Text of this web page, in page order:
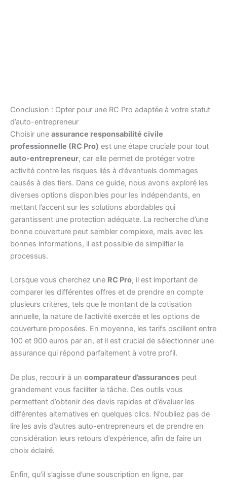
Conclusion : Opter pour une RC Pro adaptée à votre statut
d’auto-entrepreneur
Choisir une assurance responsabilité civile
professionnelle (RC Pro) est une étape cruciale pour tout
auto-entrepreneur, car elle permet de protéger votre
activité contre les risques liés à d’éventuels dommages
causés à des tiers. Dans ce guide, nous avons exploré les
diverses options disponibles pour les indépendants, en
mettant l’accent sur les solutions abordables qui
garantissent une protection adéquate. La recherche d’une
bonne couverture peut sembler complexe, mais avec les
bonnes informations, il est possible de simplifier le
processus.
Lorsque vous cherchez une RC Pro, il est important de
comparer les différentes offres et de prendre en compte
plusieurs critères, tels que le montant de la cotisation
annuelle, la nature de l’activité exercée et les options de
couverture proposées. En moyenne, les tarifs oscillent entre
100 et 900 euros par an, et il est crucial de sélectionner une
assurance qui répond parfaitement à votre profil.
De plus, recourir à un comparateur d’assurances peut
grandement vous faciliter la tâche. Ces outils vous
permettent d’obtenir des devis rapides et d’évaluer les
différentes alternatives en quelques clics. N’oubliez pas de
lire les avis d’autres auto-entrepreneurs et de prendre en
considération leurs retours d’expérience, afin de faire un
choix éclairé.
Enfin, qu’il s’agisse d’une souscription en ligne, par